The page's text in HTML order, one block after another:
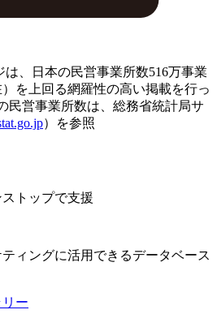
、日本の民営事業所数516万事業
）を上回る網羅性の高い掲載を行っ
民営事業所数は、総務省統計局サ
）を参照
トップで支援
ィングに活用できるデータベース